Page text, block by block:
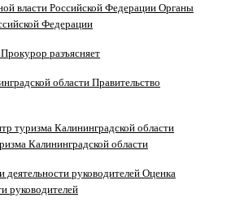
Органы
Федерации
Прокурор разъясняет
Правительство
Калининградской области
Оценка
руководителей